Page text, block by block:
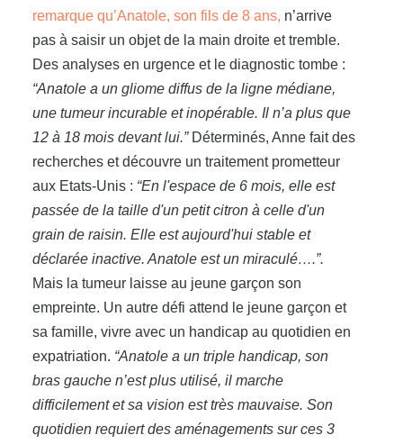
remarque qu’Anatole, son fils de 8 ans, n’arrive
pas à saisir un objet de la main droite et tremble.
Des analyses en urgence et le diagnostic tombe :
“Anatole a un gliome diffus de la ligne médiane,
une tumeur incurable et inopérable. Il n’a plus que
12 à 18 mois devant lui.”Déterminés, Anne fait des
recherches et découvre un traitement prometteur
aux Etats-Unis : “En l'espace de 6 mois, elle est
passée de la taille d'un petit citron à celle d'un
grain de raisin. Elle est aujourd'hui stable et
déclarée inactive. Anatole est un miraculé….”.
Mais la tumeur laisse au jeune garçon son
empreinte. Un autre défi attend le jeune garçon et
sa famille, vivre avec un handicap au quotidien en
expatriation. “Anatole a un triple handicap, son
bras gauche n’est plus utilisé, il marche
difficilement et sa vision est très mauvaise. Son
quotidien requiert des aménagements sur ces 3